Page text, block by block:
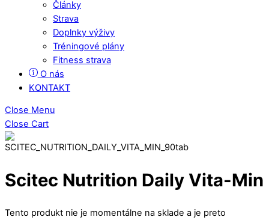
Články
Strava
Doplnky výživy
Tréningové plány
Fitness strava
O nás
KONTAKT
Close Menu
Close Cart
Scitec Nutrition Daily Vita-Min
Tento produkt nie je momentálne na sklade a je preto